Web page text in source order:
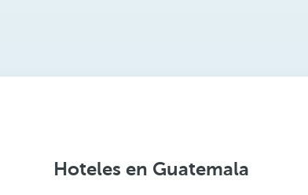
Hoteles en Guatemala